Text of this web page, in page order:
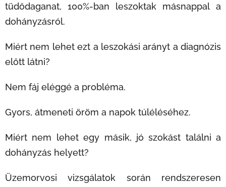
tüdődaganat, 100%-ban leszoktak másnappal a
dohányzásról.
Miért nem lehet ezt a leszokási arányt a diagnózis
előtt látni?
Nem fáj eléggé a probléma.
Gyors, átmeneti öröm a napok túléléséhez.
Miért nem lehet egy másik, jó szokást találni a
dohányzás helyett?
Üzemorvosi vizsgálatok során rendszeresen